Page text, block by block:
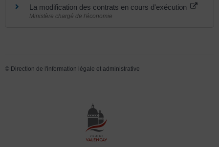
La modification des contrats en cours d'exécution
Ministère chargé de l'économie
© Direction de l'information légale et administrative